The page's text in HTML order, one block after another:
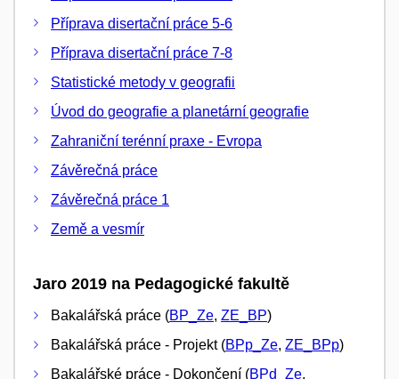
Příprava disertační práce 5-6
Příprava disertační práce 7-8
Statistické metody v geografii
Úvod do geografie a planetární geografie
Zahraniční terénní praxe - Evropa
Závěrečná práce
Závěrečná práce 1
Země a vesmír
Jaro 2019 na Pedagogické fakultě
Bakalářská práce (BP_Ze, ZE_BP)
Bakalářská práce - Projekt (BPp_Ze, ZE_BPp)
Bakalářské práce - Dokončení (BPd_Ze,